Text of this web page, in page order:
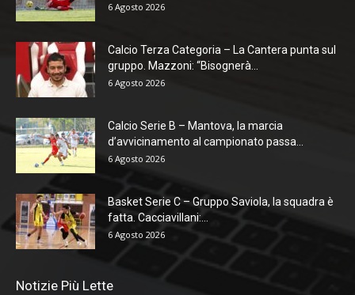
6 Agosto 2026
Calcio Terza Categoria – La Cantera punta sul
gruppo. Mazzoni: “Bisognerà...
6 Agosto 2026
Calcio Serie B – Mantova, la marcia
d’avvicinamento al campionato passa...
6 Agosto 2026
Basket Serie C – Gruppo Saviola, la squadra è
fatta. Cacciavillani:...
6 Agosto 2026
Notizie Più Lette